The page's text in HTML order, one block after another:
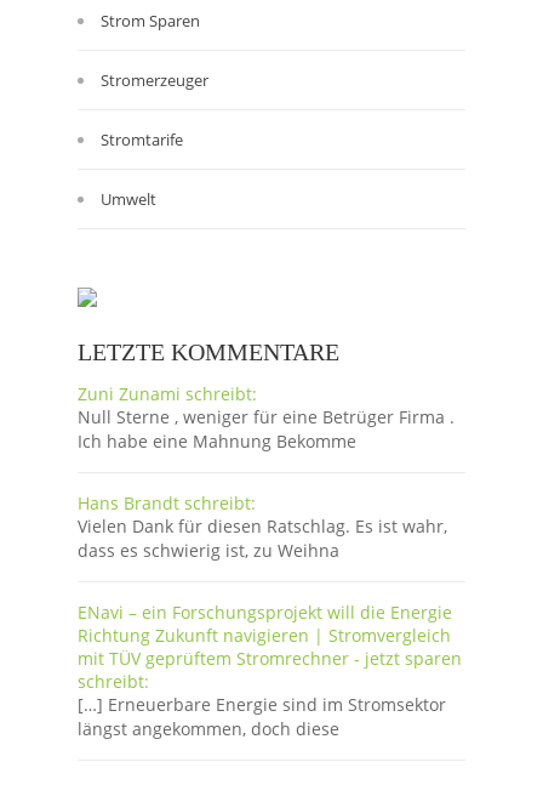
Strom Sparen
Stromerzeuger
Stromtarife
Umwelt
LETZTE KOMMENTARE
Zuni Zunami schreibt:
Null Sterne , weniger für eine Betrüger Firma .
Ich habe eine Mahnung Bekomme
Hans Brandt schreibt:
Vielen Dank für diesen Ratschlag. Es ist wahr,
dass es schwierig ist, zu Weihna
ENavi – ein Forschungsprojekt will die Energie
Richtung Zukunft navigieren | Stromvergleich
mit TÜV geprüftem Stromrechner - jetzt sparen
schreibt:
[…] Erneuerbare Energie sind im Stromsektor
längst angekommen, doch diese